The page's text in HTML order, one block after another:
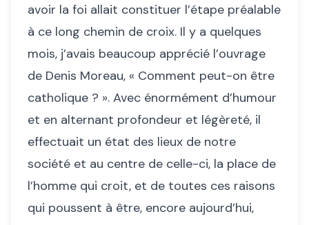
avoir la foi allait constituer l’étape préalable
à ce long chemin de croix. Il y a quelques
mois, j’avais beaucoup apprécié l’ouvrage
de Denis Moreau, « Comment peut-on être
catholique ? ». Avec énormément d’humour
et en alternant profondeur et légèreté, il
effectuait un état des lieux de notre
société et au centre de celle-ci, la place de
l’homme qui croit, et de toutes ces raisons
qui poussent à être, encore aujourd’hui,